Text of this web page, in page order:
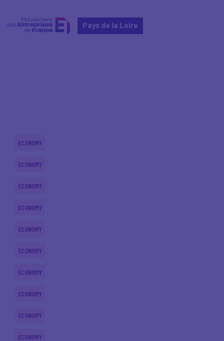
Pays de la Loire
ECONOMY
ECONOMY
ECONOMY
ECONOMY
ECONOMY
ECONOMY
ECONOMY
ECONOMY
ECONOMY
ECONOMY